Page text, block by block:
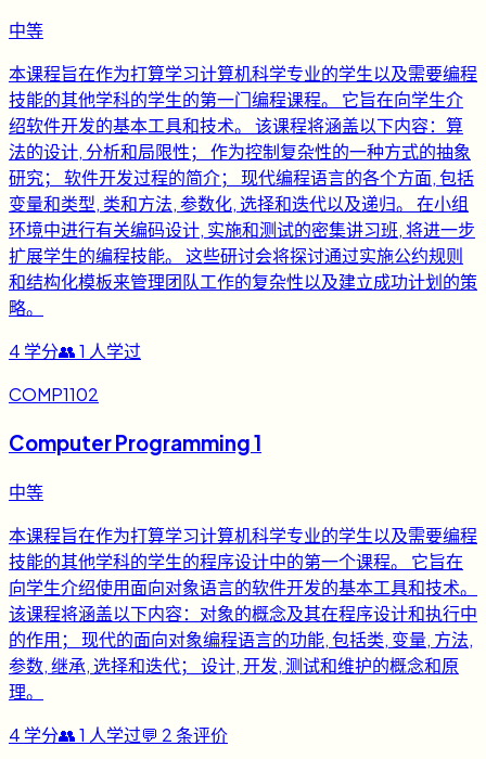
中等
本课程旨在作为打算学习计算机科学专业的学生以及需要编程
技能的其他学科的学生的第一门编程课程。 它旨在向学生介
绍软件开发的基本工具和技术。 该课程将涵盖以下内容：算
法的设计, 分析和局限性； 作为控制复杂性的一种方式的抽象
研究； 软件开发过程的简介； 现代编程语言的各个方面, 包括
变量和类型, 类和方法, 参数化, 选择和迭代以及递归。 在小组
环境中进行有关编码设计, 实施和测试的密集讲习班, 将进一步
扩展学生的编程技能。 这些研讨会将探讨通过实施公约规则
和结构化模板来管理团队工作的复杂性以及建立成功计划的策
略。
4 学分👥1 人学过
COMP1102
Computer Programming 1
中等
本课程旨在作为打算学习计算机科学专业的学生以及需要编程
技能的其他学科的学生的程序设计中的第一个课程。 它旨在
向学生介绍使用面向对象语言的软件开发的基本工具和技术。
该课程将涵盖以下内容：对象的概念及其在程序设计和执行中
的作用； 现代的面向对象编程语言的功能, 包括类, 变量, 方法,
参数, 继承, 选择和迭代； 设计, 开发, 测试和维护的概念和原
理。
4 学分👥1 人学过💬 2条评价